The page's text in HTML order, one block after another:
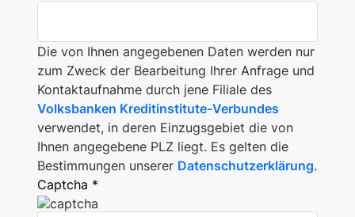
Die von Ihnen angegebenen Daten werden nur
zum Zweck der Bearbeitung Ihrer Anfrage und
Kontaktaufnahme durch jene Filiale des
Volksbanken Kreditinstitute-Verbundes
verwendet, in deren Einzugsgebiet die von
Ihnen angegebene PLZ liegt. Es gelten die
Bestimmungen unserer Datenschutzerklärung.
Captcha *